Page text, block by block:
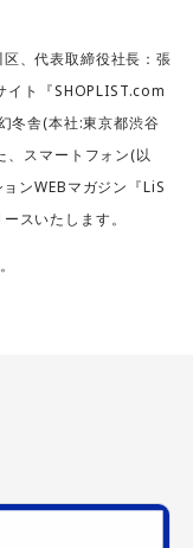
、代表取締役社長：張
イト『SHOPLIST.com
冬舎(本社:東京都渋谷
、スマートフォン(以
ンWEBマガジン『LiS
スいたします。